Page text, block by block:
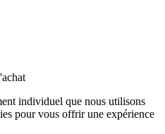
individuel que nous utilisons
pour vous offrir une expérience